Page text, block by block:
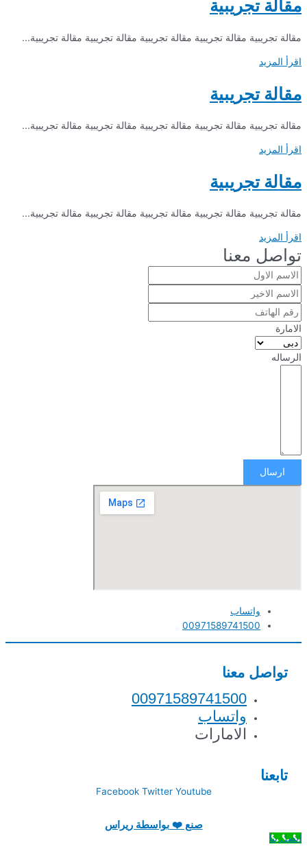
مقالة تجريبية
مقالة تجريبية مقالة تجريبية مقالة تجريبية مقالة تجريبية مقالة تجريبية...
اقرأ المزيد
مقالة تجريبية
مقالة تجريبية مقالة تجريبية مقالة تجريبية مقالة تجريبية مقالة تجريبية...
اقرأ المزيد
مقالة تجريبية
مقالة تجريبية مقالة تجريبية مقالة تجريبية مقالة تجريبية مقالة تجريبية...
اقرأ المزيد
تواصل معنا
الامارة
الرساله
ارسال
واتساب
00971589741500
تواصل معنا
00971589741500
واتساب
الامارات
تابعنا
Facebook Twitter Youtube
صنع ❤️ بواسطة ريراس
اتصل بنا